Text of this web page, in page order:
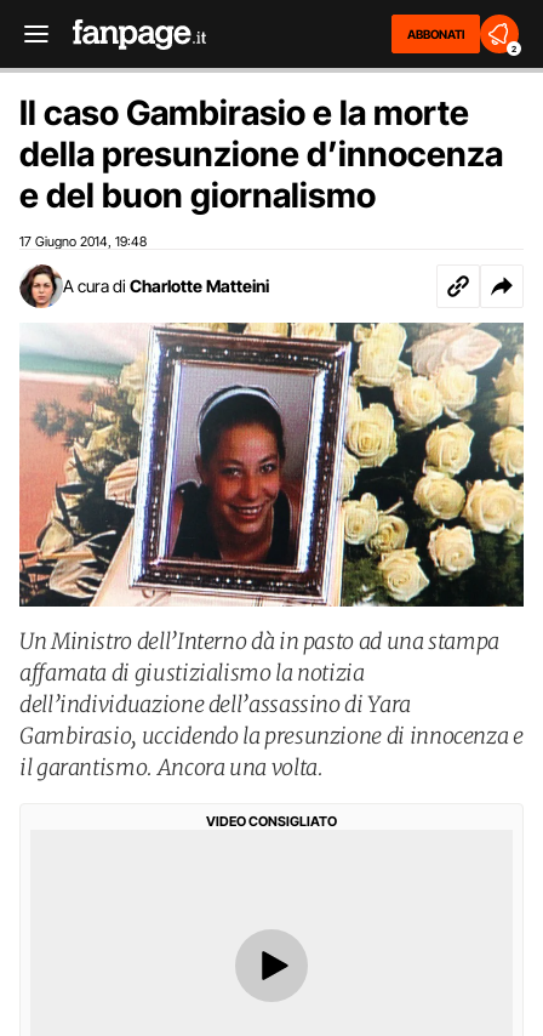
ABBONATI
2
Il caso Gambirasio e la morte
della presunzione d’innocenza
e del buon giornalismo
17 Giugno 2014 19:48
A cura di Charlotte Matteini
Un Ministro dell’Interno dà in pasto ad una stampa
affamata di giustizialismo la notizia
dell’individuazione dell’assassino di Yara
Gambirasio, uccidendo la presunzione di innocenza e
il garantismo. Ancora una volta.
VIDEO CONSIGLIATO